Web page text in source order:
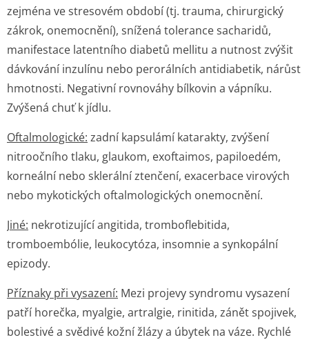
zejména ve stresovém období (tj. trauma, chirurgický
zákrok, onemocnění), snížená tolerance sacharidů,
manifestace latentního diabetů mellitu a nutnost zvýšit
dávkování inzulínu nebo perorálních antidiabetik, nárůst
hmotnosti. Negativní rovnováhy bílkovin a vápníku.
Zvýšená chuť k jídlu.
Oftalmologické: zadní kapsulámí katarakty, zvýšení
nitroočního tlaku, glaukom, exoftaimos, papiloedém,
korneální nebo sklerální ztenčení, exacerbace virových
nebo mykotických oftalmologických onemocnění.
Jiné: nekrotizující angitida, tromboflebitida,
tromboembólie, leukocytóza, insomnie a synkopální
epizody.
Příznaky při vysazení: Mezi projevy syndromu vysazení
patří horečka, myalgie, artralgie, rinitida, zánět spojivek,
bolestivé a svědivé kožní žlázy a úbytek na váze. Rychlé